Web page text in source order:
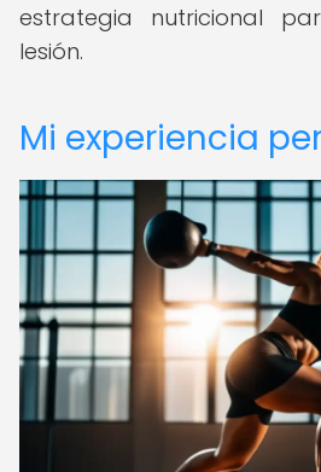
estrategia nutricional
lesión.
Mi experiencia